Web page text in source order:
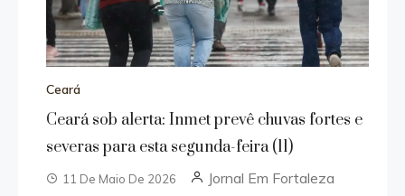
Ceará
Ceará sob alerta: Inmet prevê chuvas fortes e
severas para esta segunda-feira (11)
11 De Maio De 2026 Jornal Em Fortaleza